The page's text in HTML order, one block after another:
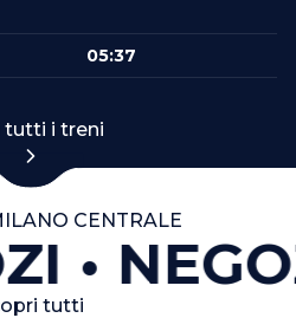
05:37
tutti i treni
CENTRALE
tutti